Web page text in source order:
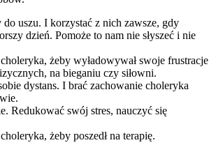
uszu. I korzystać z nich zawsze, gdy
dzień. Pomoże to nam nie słyszeć i nie
żeby wyładowywał swoje frustracje
na bieganiu czy siłowni.
dystans. I brać zachowanie choleryka
Redukować swój stres, nauczyć się
żeby poszedł na terapię.